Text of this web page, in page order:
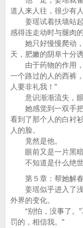
道人来人往，很少有
姜瑶试着扶墙站起
感得连走动时与腿肉
她只好慢慢爬动，
天，肥嫩的阴阜十分
由于药物的作用，
一个路过的人的西裤
人要非礼我！”
意识渐渐流失，眼
她感觉到一双手把
看到了那个人的白衬
人的脸。
竟然是他。
眼前又是一片黑暗
不知道是什么绝世
第５章：帮她解
姜瑶似乎进入了浅
外界的变化。
“别怕，没事了。”
罚的，相信我。”